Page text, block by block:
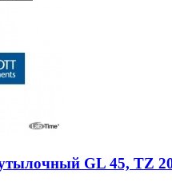
GL 45, TZ